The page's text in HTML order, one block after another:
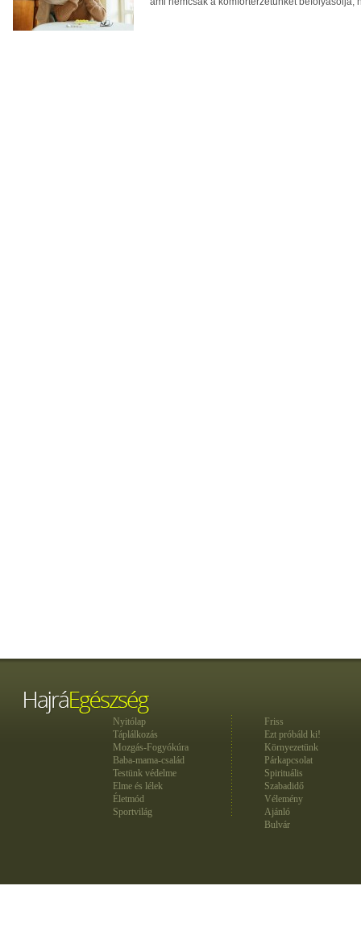
Nyitólap
Táplálkozás
Mozgás-Fogyókúra
Baba-mama-család
Testünk védelme
Elme és lélek
Életmód
Sportvilág
Friss
Ezt próbáld ki!
Környezetünk
Párkapcsolat
Spirituális
Szabadidő
Vélemény
Ajánló
Bulvár